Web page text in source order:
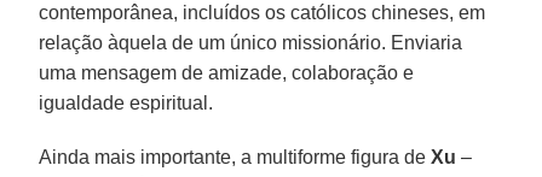
contemporânea, incluídos os católicos chineses, em
relação àquela de um único missionário. Enviaria
uma mensagem de amizade, colaboração e
igualdade espiritual.
Ainda mais importante, a multiforme figura deXu –